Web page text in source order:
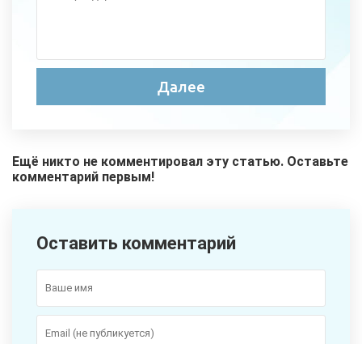
Ещё никто не комментировал эту статью. Оставьте
комментарий первым!
Оставить комментарий